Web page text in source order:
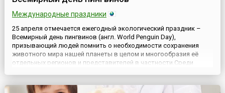
Международные праздники
25 апреля отмечается ежегодный экологический праздник –
Всемирный день пингвинов (англ. World Penguin Day),
призывающий людей помнить о необходимости сохранения
животного мира нашей планеты в целом и многообразия её
отдельных регионов и представителей в частности.Среди
значимую роль. Та...